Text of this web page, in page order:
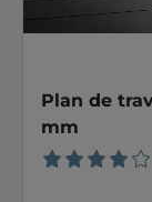
Plan de
mm